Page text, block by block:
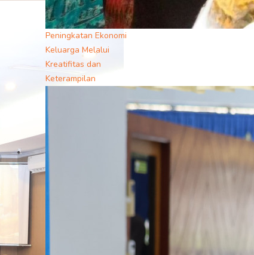
Peningkatan Ekonomi
Keluarga Melalui
Kreatifitas dan
Keterampilan